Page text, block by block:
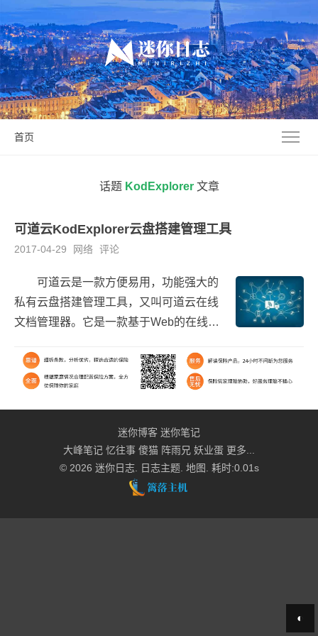
首页
话题 KodExplorer 文章
可道云KodExplorer云盘搭建管理工具
2017-04-29 网络 评论
可道云是一款方便易用，功能强大的
私有云盘搭建管理工具，又叫可道云在线
文档管理器。它是一款基于Web的在线文
经典用户界面，一整套在线文件管理、文
件预览、编...
迷你博客 迷你笔记
大峰笔记 忆往事 傻猫 阵雨兄 妖业蛋 更多...
© 2026 迷你日志. 日志主题. 地图 . 耗时:0.01s
◐